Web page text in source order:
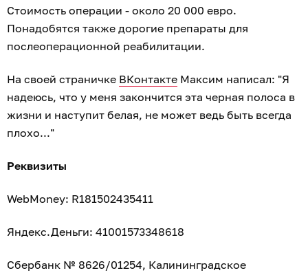
Стоимость операции - около 20 000 евро.
Понадобятся также дорогие препараты для
послеоперационной реабилитации.
На своей страничке ВКонтакте Максим написал: "Я
надеюсь, что у меня закончится эта черная полоса в
жизни и наступит белая, не может ведь быть всегда
плохо..."
Реквизиты
WebMoney: R181502435411
Яндекс.Деньги: 41001573348618
Сбербанк № 8626/01254, Калининградское